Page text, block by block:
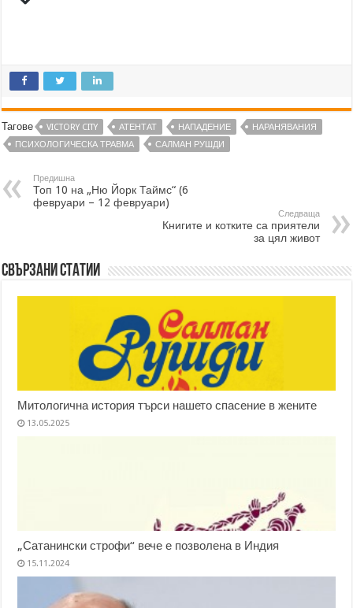
Тагове VICTORY CITY АТЕНТАТ НАПАДЕНИЕ
НАРАНЯВАНИЯ
ПСИХОЛОГИЧЕСКА ТРАВМА
САЛМАН РУШДИ
Предишна
Топ 10 на „Ню Йорк Таймс“ (6
февруари – 12 февруари)
Следваща
Книгите и котките са приятели
за цял живот
Свързани статии
Митологична история търси нашето спасение в жените
13.05.2025
„Сатанински строфи“ вече е позволена в Индия
15.11.2024